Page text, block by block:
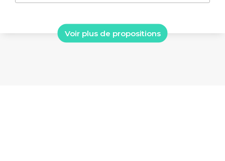
Voir plus de propositions